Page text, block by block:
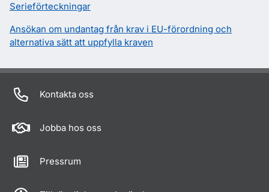
Serieförteckningar
Ansökan om undantag från krav i EU-förordning och
alternativa sätt att uppfylla kraven
Kontakta oss
Jobba hos oss
Pressrum